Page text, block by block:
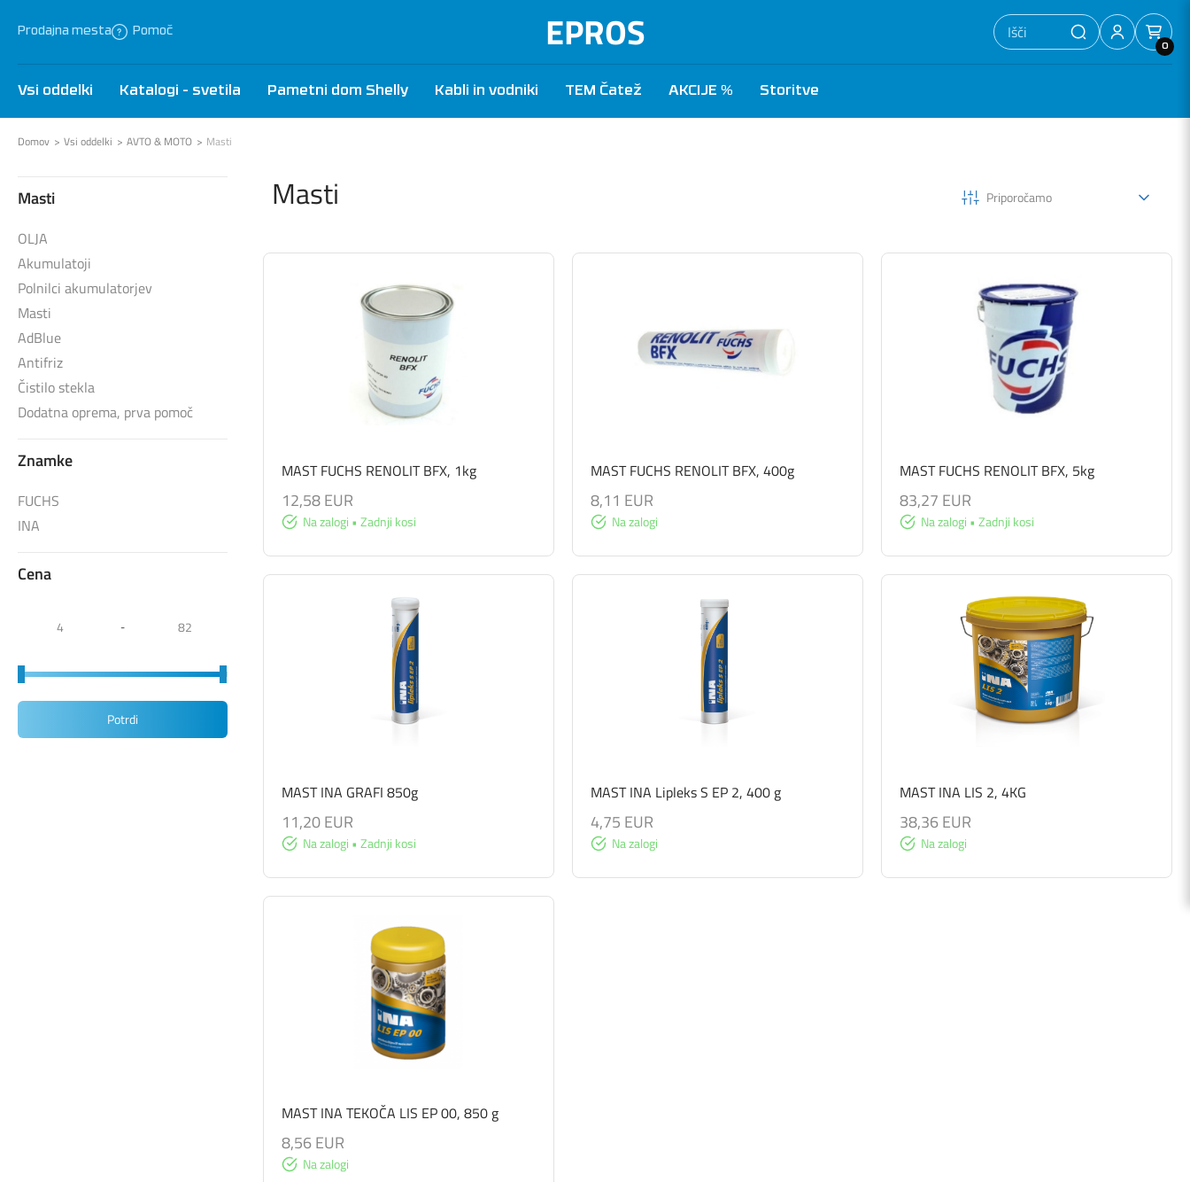
Prodajna mesta Pomoč EPROS 0
Vsi oddelki Katalogi - svetila Pametni dom Shelly Kabli in vodniki TEM Čatež AKCIJE % Storitve
Domov Vsi oddelki AVTO & MOTO Masti
Masti
OLJA
Akumulatoji
Polnilci akumulatorjev
Masti
AdBlue
Antifriz
Čistilo stekla
Dodatna oprema, prva pomoč
Znamke
FUCHS
INA
Cena
-
Potrdi
Masti Priporočamo
MAST FUCHS RENOLIT BFX, 1kg
Na zalogi • Zadnji kosi
12,58 EUR
MAST FUCHS RENOLIT BFX, 400g
Na zalogi
8,11 EUR
MAST FUCHS RENOLIT BFX, 5kg
Na zalogi • Zadnji kosi
83,27 EUR
MAST INA GRAFI 850g
Na zalogi • Zadnji kosi
11,20 EUR
MAST INA Lipleks S EP 2, 400 g
Na zalogi
4,75 EUR
MAST INA LIS 2, 4KG
Na zalogi
38,36 EUR
MAST INA TEKOČA LIS EP 00, 850 g
Na zalogi
8,56 EUR